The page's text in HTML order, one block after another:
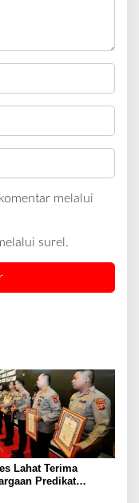
melalui
surel.
Lahat Terima
Predikat